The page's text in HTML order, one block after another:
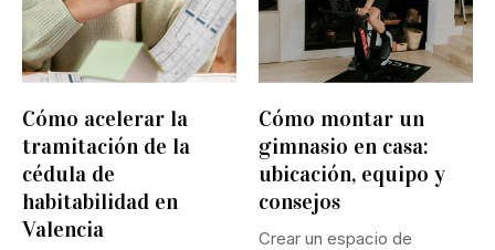
Cómo acelerar la
tramitación de la
cédula de
habitabilidad en
Valencia
Cómo montar un
gimnasio en casa:
ubicación, equipo y
consejos
Crear un espacio de